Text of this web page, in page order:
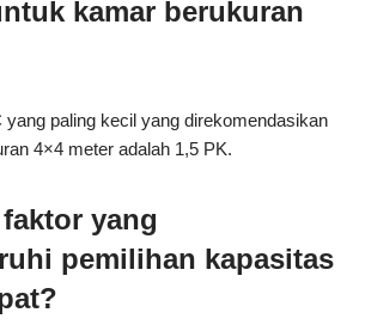
kamar berukuran
yang paling kecil yang direkomendasikan
4×4 meter adalah 1,5 PK.
yang
pemilihan kapasitas